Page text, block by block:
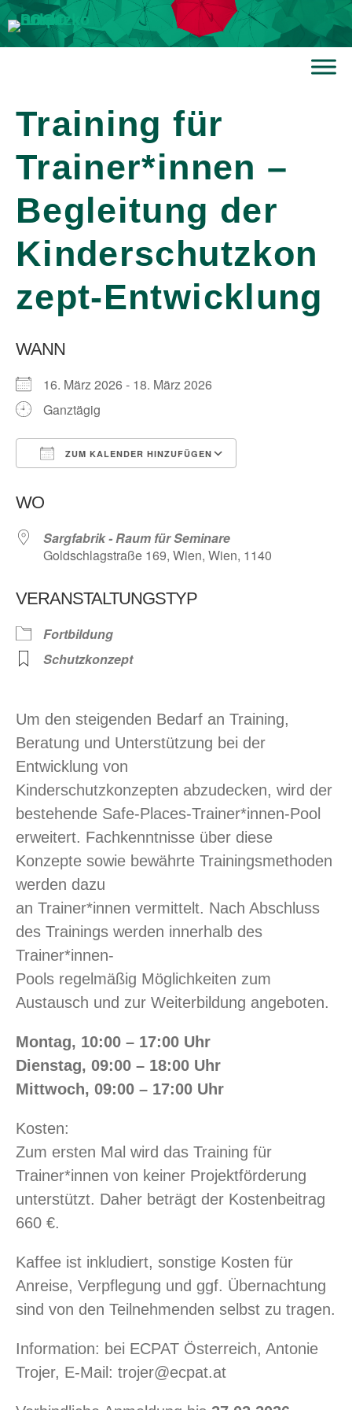
Training für
Trainer*innen –
Begleitung der
Kinderschutzkon
zept-Entwicklung
WANN
16. März 2026 - 18. März 2026
Ganztägig
ZUM KALENDER HINZUFÜGEN
WO
Sargfabrik - Raum für Seminare
Goldschlagstraße 169, Wien, Wien, 1140
VERANSTALTUNGSTYP
Fortbildung
Schutzkonzept
Um den steigenden Bedarf an Training,
Beratung und Unterstützung bei der
Entwicklung von
Kinderschutzkonzepten abzudecken, wird der
bestehende Safe-Places-Trainer*innen-Pool
erweitert. Fachkenntnisse über diese
Konzepte sowie bewährte Trainingsmethoden
werden dazu
an Trainer*innen vermittelt. Nach Abschluss
des Trainings werden innerhalb des
Trainer*innen-
Pools regelmäßig Möglichkeiten zum
Austausch und zur Weiterbildung angeboten.
Montag, 10:00 – 17:00 Uhr
Dienstag, 09:00 – 18:00 Uhr
Mittwoch, 09:00 – 17:00 Uhr
Kosten:
Zum ersten Mal wird das Training für
Trainer*innen von keiner Projektförderung
unterstützt. Daher beträgt der Kostenbeitrag
660 €.
Kaffee ist inkludiert, sonstige Kosten für
Anreise, Verpflegung und ggf. Übernachtung
sind von den Teilnehmenden selbst zu tragen.
Information: bei ECPAT Österreich, Antonie
Trojer, E-Mail: trojer@ecpat.at